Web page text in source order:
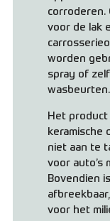
corroderen.
voor de lak
worden
spray of
wasbeurten.
Het product
keramische
niet aan te
voor auto’s
Bovendien is
voor het